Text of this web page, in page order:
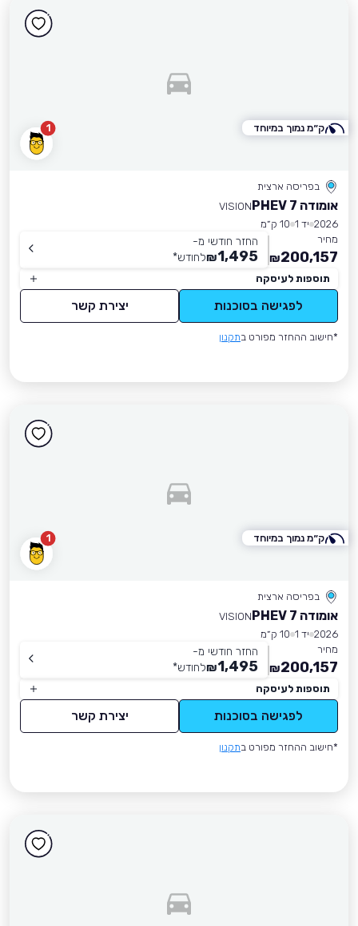
1
בפריסה ארצית
אומודה 7 PHEV
VISION
2026 יד 1
10 ק״מ
מחיר
200,157
₪
החזר חודשי מ-
1,495
₪לחודש*
תוספות לעיסקה
לפגישה בסוכנות יצירת קשר
*חישוב ההחזר מפורט בתקנון
ק״מ נמוך במיוחד
1
בפריסה ארצית
אומודה 7 PHEV
VISION
2026 יד 1
10 ק״מ
מחיר
200,157
₪
החזר חודשי מ-
1,495
₪לחודש*
תוספות לעיסקה
לפגישה בסוכנות יצירת קשר
*חישוב ההחזר מפורט בתקנון
ק״מ נמוך במיוחד